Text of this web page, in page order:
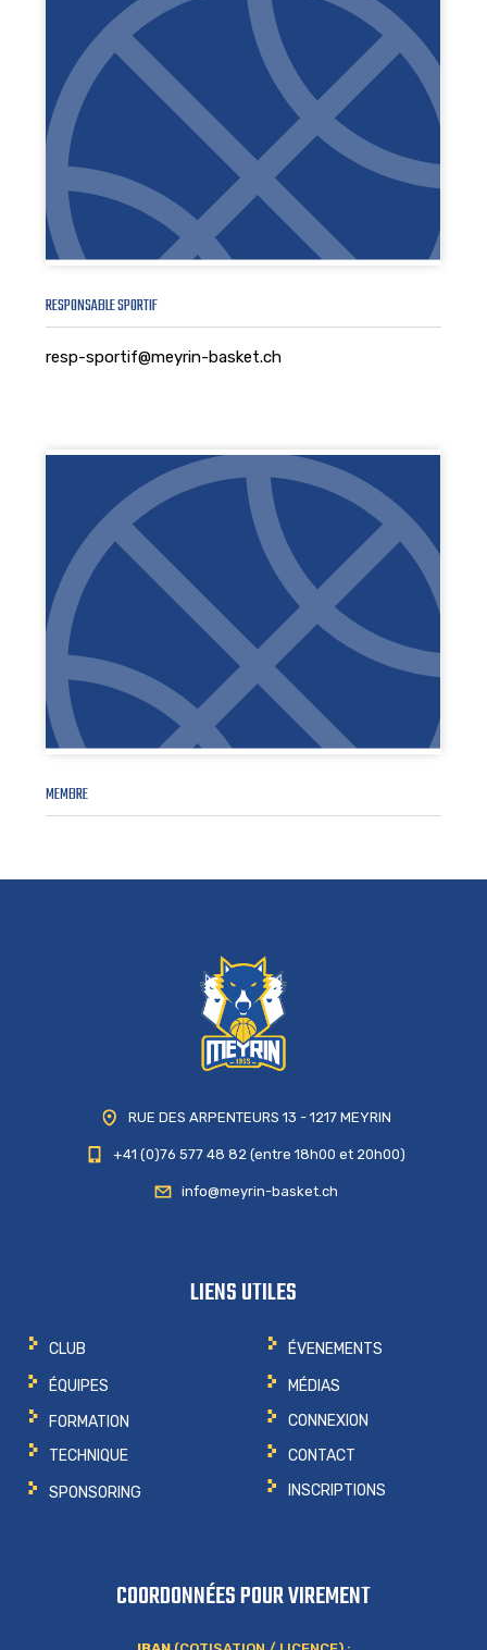
RESPONSABLE SPORTIF
resp-sportif@meyrin-basket.ch
MEMBRE
RUE DES ARPENTEURS 13 - 1217 MEYRIN
+41 (0)76 577 48 82 (entre 18h00 et 20h00)
info@meyrin-basket.ch
LIENS UTILES
CLUB
ÉQUIPES
FORMATION
TECHNIQUE
SPONSORING
ÉVENEMENTS
MÉDIAS
CONNEXION
CONTACT
INSCRIPTIONS
COORDONNÉES POUR VIREMENT